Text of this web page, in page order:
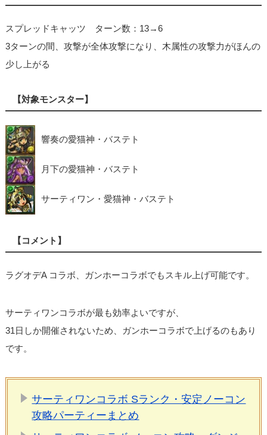
スプレッドキャッツ ターン数：13→6
3ターンの間、攻撃が全体攻撃になり、木属性の攻撃力がほんの
少し上がる
【対象モンスター】
響奏の愛猫神・バステト
月下の愛猫神・バステト
サーティワン・愛猫神・バステト
【コメント】
ラグオデA コラボ、ガンホーコラボでもスキル上げ可能です。
サーティワンコラボが最も効率よいですが、
31日しか開催されないため、ガンホーコラボで上げるのもあり
です。
サーティワンコラボ Sランク・安定ノーコン
攻略パーティーまとめ